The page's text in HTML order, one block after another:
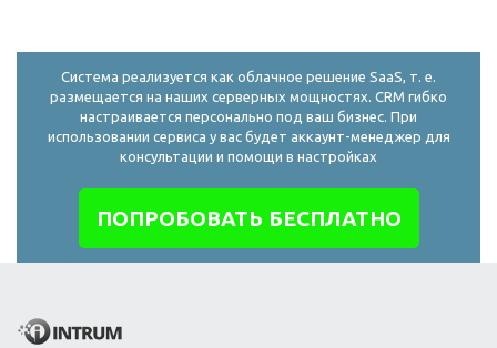
Система реализуется как облачное решение SaaS, т. е.
размещается на наших серверных мощностях. CRM гибко
настраивается персонально под ваш бизнес. При
использовании сервиса у вас будет аккаунт-менеджер для
консультации и помощи в настройках
ПОПРОБОВАТЬ БЕСПЛАТНО